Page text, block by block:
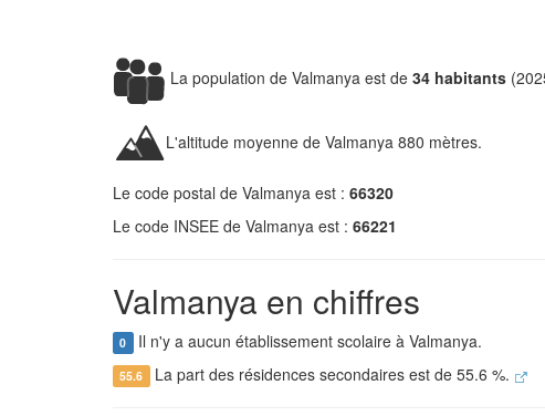
La population de Valmanya est de 34 habitants
L'altitude moyenne de Valmanya 880 mètres.
Le code postal de Valmanya est : 66320
Le code INSEE de Valmanya est : 66221
Valmanya en chiffres
0 Il n'y a aucun établissement scolaire à Valmanya.
55.6 La part des résidences secondaires est de 55.6 %.